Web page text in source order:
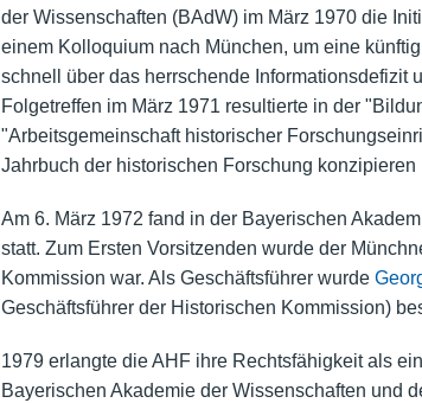
der Wissenschaften (BAdW) im März 1970 die
einem Kolloquium nach München, um eine
schnell über das herrschende
Folgetreffen im März 1971 resultierte in der
"Arbeitsgemeinschaft historischer
Jahrbuch der historischen Forschung
Am 6. März 1972 fand in der Bayerischen
statt. Zum Ersten Vorsitzenden wurde der
Kommission war. Als Geschäftsführer wurde
Geschäftsführer der Historischen Kommission)
1979 erlangte die AHF ihre Rechtsfähigkeit als
Bayerischen Akademie der Wissenschaften und